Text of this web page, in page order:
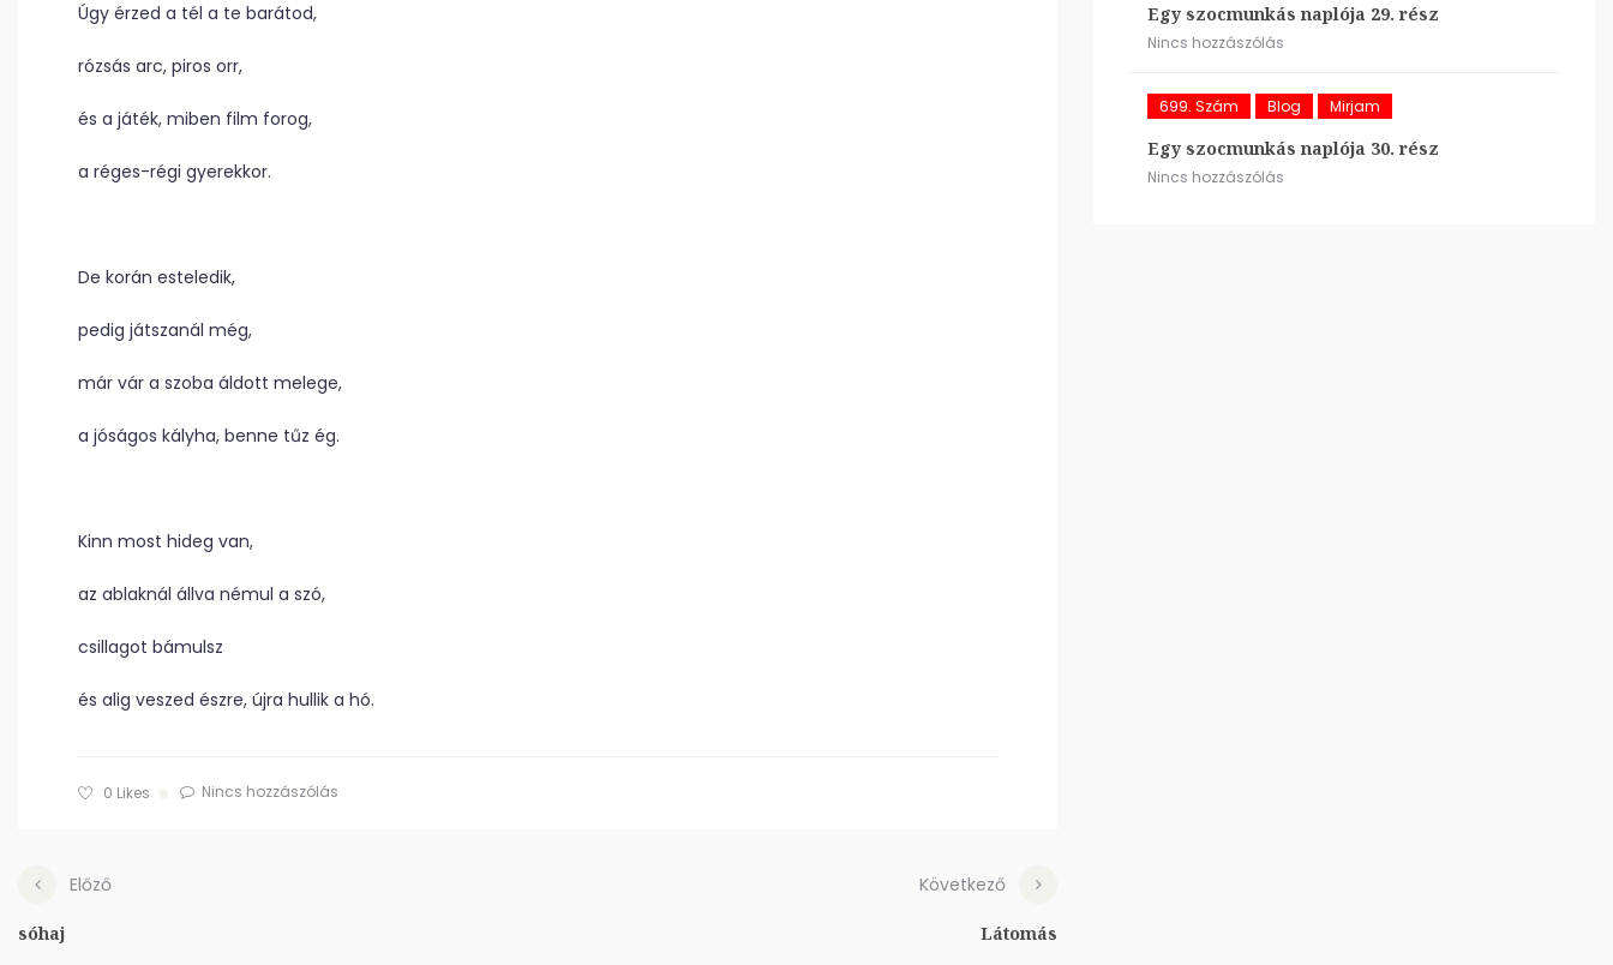
Úgy érzed a tél a te barátod,
rózsás arc, piros orr,
és a játék, miben film forog,
a réges-régi gyerekkor.
De korán esteledik,
pedig játszanál még,
már vár a szoba áldott melege,
a jóságos kályha, benne tűz ég.
Kinn most hideg van,
az ablaknál állva némul a szó,
csillagot bámulsz
és alig veszed észre, újra hullik a hó.
0 Likes Nincs hozzászólás
Előző
sóhaj
Következő
Látomás
Egy szocmunkás naplója 29. rész
Nincs hozzászólás
699. Szám Blog Mirjam
Egy szocmunkás naplója 30. rész
Nincs hozzászólás